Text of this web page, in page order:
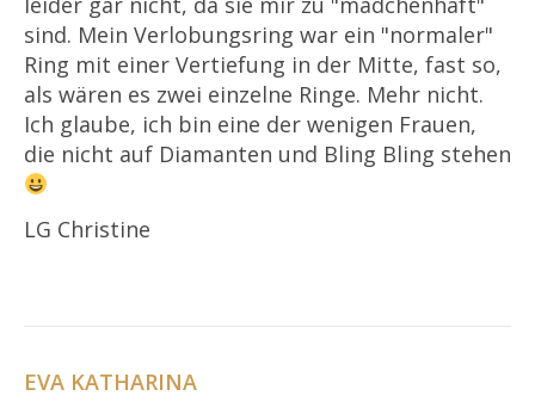
sind. Mein Verlobungsring war ein "normaler"
Ring mit einer Vertiefung in der Mitte, fast so,
als wären es zwei einzelne Ringe. Mehr nicht.
Ich glaube, ich bin eine der wenigen Frauen,
die nicht auf Diamanten und Bling Bling stehen
LG Christine
EVA KATHARINA